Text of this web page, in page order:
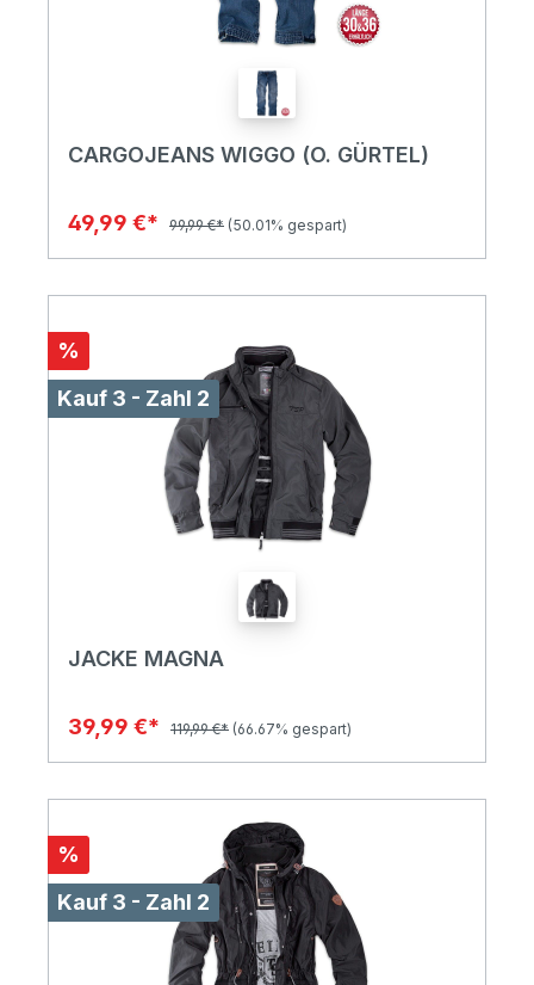
CARGOJEANS WIGGO (O. GÜRTEL)
49,99 €* 99,99 €* (50.01% gespart)
%
Kauf 3 - Zahl 2
JACKE MAGNA
39,99 €* 119,99 €* (66.67% gespart)
%
Kauf 3 - Zahl 2